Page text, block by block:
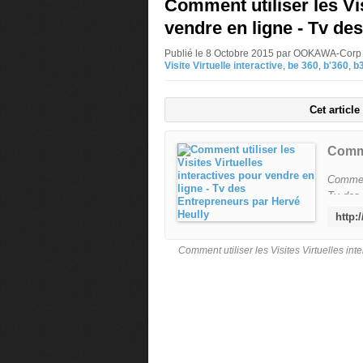
Comment utiliser les
vendre en ligne - Tv
Publié le 8 Octobre 2015 par OOKAWA-Corp
Visite Virtuelle interactive, be 360, b'360,
Cet
Tv des
Les
sites
Comment utiliser les Visites Virtuelles